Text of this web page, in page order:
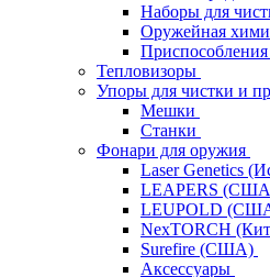
Наборы для
Оружейная
Приспособления
Тепловизоры
Упоры для чистки и
Мешки
Станки
Фонари для оружия
Laser Genetics
LEAPERS
LEUPOLD
NexTORCH
Surefire (США)
Аксессуары